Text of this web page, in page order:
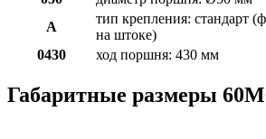
A
тип крепления: стандарт
на штоке)
0430
ход поршня: 430 мм
Габаритные размеры